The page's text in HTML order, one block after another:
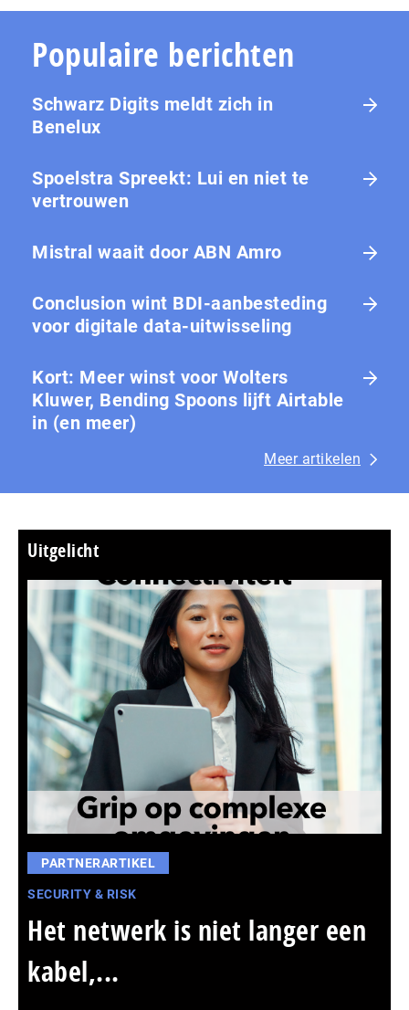
Populaire berichten
Schwarz Digits meldt zich in
Benelux
Spoelstra Spreekt: Lui en niet te
vertrouwen
Mistral waait door ABN Amro
Conclusion wint BDI-aanbesteding
voor digitale data-uitwisseling
Kort: Meer winst voor Wolters
Kluwer, Bending Spoons lijft Airtable
in (en meer)
Meer artikelen
Uitgelicht
PARTNERARTIKEL
SECURITY & RISK
Het netwerk is niet langer een
kabel,...